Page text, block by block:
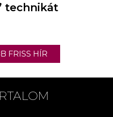
technikát
FRISS HÍR